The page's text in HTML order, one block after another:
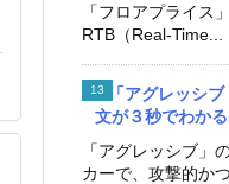
「フロアプライス
RTB（Real-Time...
「アグレッシ
文が３秒でわかる
「アグレッシブ」
カーで、攻撃的か